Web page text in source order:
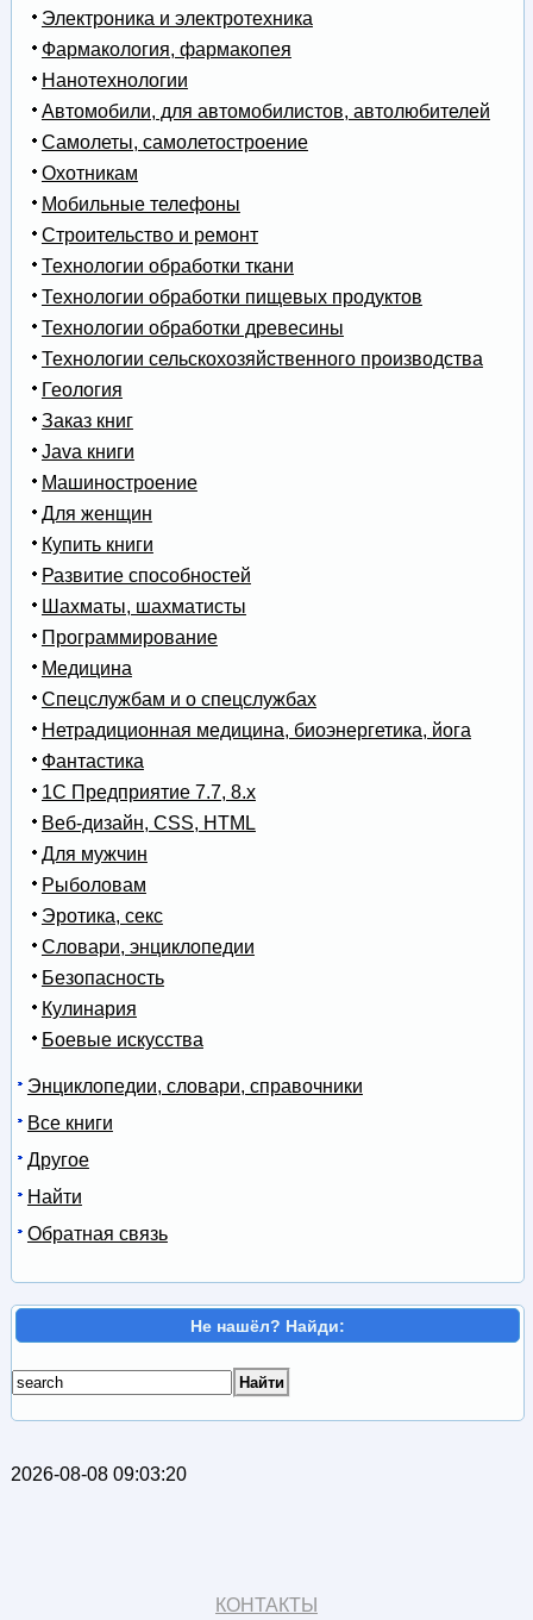
Электроника и электротехника
Фармакология, фармакопея
Нанотехнологии
Автомобили, для автомобилистов, автолюбителей
Самолеты, самолетостроение
Охотникам
Мобильные телефоны
Строительство и ремонт
Технологии обработки ткани
Технологии обработки пищевых продуктов
Технологии обработки древесины
Технологии сельскохозяйственного производства
Геология
Заказ книг
Java книги
Машиностроение
Для женщин
Купить книги
Развитие способностей
Шахматы, шахматисты
Программирование
Медицина
Спецслужбам и о спецслужбах
Нетрадиционная медицина, биоэнергетика, йога
Фантастика
1С Предприятие 7.7, 8.x
Веб-дизайн, CSS, HTML
Для мужчин
Рыболовам
Эротика, секс
Словари, энциклопедии
Безопасность
Кулинария
Боевые искусства
Энциклопедии, словари, справочники
Все книги
Другое
Найти
Обратная связь
Не нашёл? Найди:
2026-08-08 09:03:20
КОНТАКТЫ